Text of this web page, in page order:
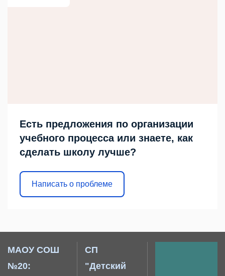
Есть предложения по организации
учебного процесса или знаете, как
сделать школу лучше?
Написать о проблеме
МАОУ СОШ
№20:
СП
"Детский